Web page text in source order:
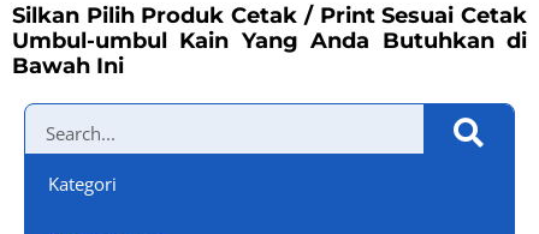
Silkan Pilih Produk Cetak / Print Sesuai Cetak
Umbul-umbul Kain Yang Anda Butuhkan di
Bawah Ini
Kategori